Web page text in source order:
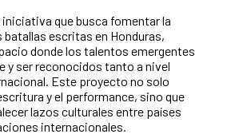
iniciativa que busca fomentar la
batallas escritas en Honduras,
donde los talentos emergentes
y ser reconocidos tanto a nivel
Este proyecto no solo
y el performance, sino que
lazos culturales entre países
internacionales.